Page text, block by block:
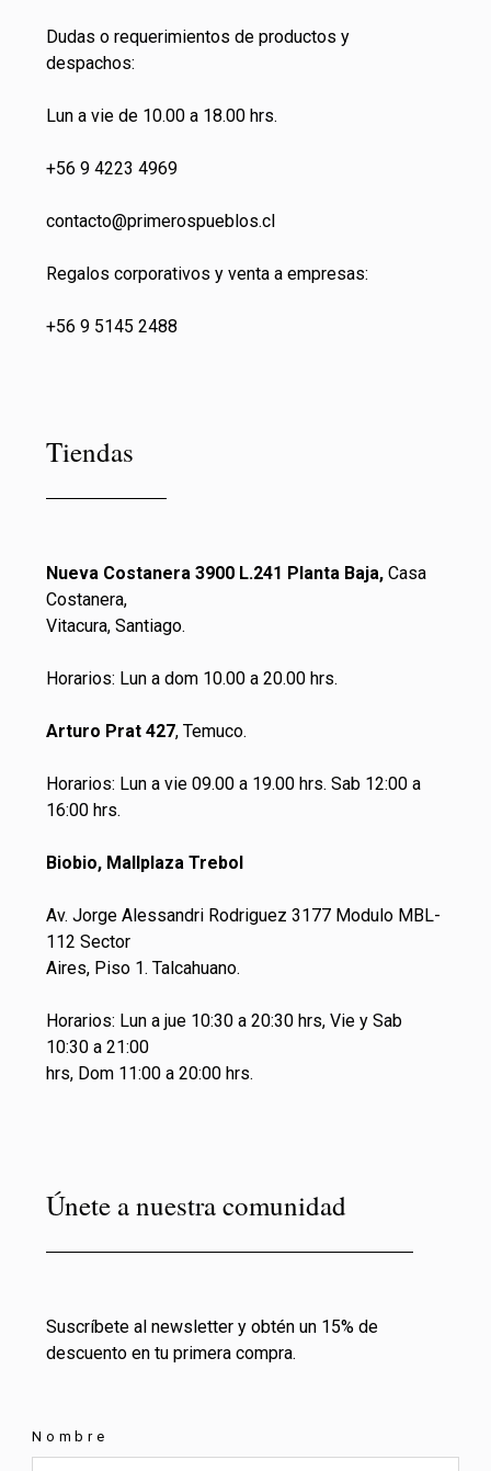
Dudas o requerimientos de productos y
despachos:
Lun a vie de 10.00 a 18.00 hrs.
+56 9 4223 4969
contacto@primerospueblos.cl
Regalos corporativos y venta a empresas:
+56 9 5145 2488
Tiendas
Nueva Costanera 3900 L.241 Planta Baja, Casa
Costanera,
Vitacura, Santiago.
Horarios: Lun a dom 10.00 a 20.00 hrs.
Arturo Prat 427, Temuco.
Horarios: Lun a vie 09.00 a 19.00 hrs. Sab 12:00 a
16:00 hrs.
Biobio, Mallplaza Trebol
Av. Jorge Alessandri Rodriguez 3177 Modulo MBL-
112 Sector
Aires, Piso 1. Talcahuano.
Horarios: Lun a jue 10:30 a 20:30 hrs, Vie y Sab
10:30 a 21:00
hrs, Dom 11:00 a 20:00 hrs.
Únete a nuestra comunidad
Suscríbete al newsletter y obtén un 15% de
descuento en tu primera compra.
Nombre